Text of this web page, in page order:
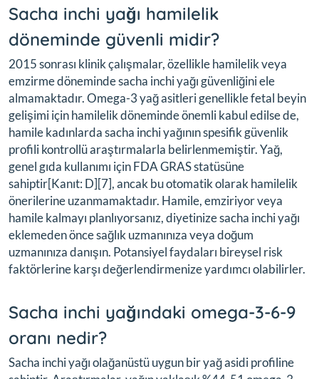
Sacha inchi yağı hamilelik
döneminde güvenli midir?
2015 sonrası klinik çalışmalar, özellikle hamilelik veya
emzirme döneminde sacha inchi yağı güvenliğini ele
almamaktadır. Omega-3 yağ asitleri genellikle fetal beyin
gelişimi için hamilelik döneminde önemli kabul edilse de,
hamile kadınlarda sacha inchi yağının spesifik güvenlik
profili kontrollü araştırmalarla belirlenmemiştir. Yağ,
genel gıda kullanımı için FDA GRAS statüsüne
sahiptir[Kanıt: D][7], ancak bu otomatik olarak hamilelik
önerilerine uzanmamaktadır. Hamile, emziriyor veya
hamile kalmayı planlıyorsanız, diyetinize sacha inchi yağı
eklemeden önce sağlık uzmanınıza veya doğum
uzmanınıza danışın. Potansiyel faydaları bireysel risk
faktörlerine karşı değerlendirmenize yardımcı olabilirler.
Sacha inchi yağındaki omega-3-6-9
oranı nedir?
Sacha inchi yağı olağanüstü uygun bir yağ asidi profiline